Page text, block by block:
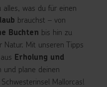
was du für einen
brauchst – von
Buchten bis hin zu
Natur. Mit unseren Tipps
Erholung und
und plane deinen
Mallorcas!